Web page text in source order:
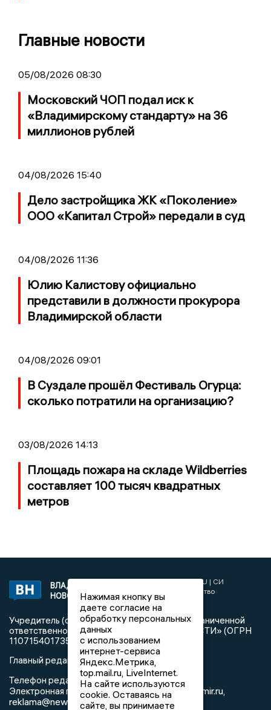
Главные новости
05/08/2026 08:30
Московский ЧОП подал иск к
«Владимирскому стандарту» на 36
миллионов рублей
04/08/2026 15:40
Дело застройщика ЖК «Поколение»
ООО «Капитал Строй» передали в суд
04/08/2026 11:36
Юлию Калистову официально
представили в должности прокурора
Владимирской области
04/08/2026 09:01
В Суздале прошёл Фестиваль Огурца:
сколько потратили на организацию?
03/08/2026 14:13
Площадь пожара на складе Wildberries
составляет 100 тысяч квадратных
метров
ВЛАДИМИРСКИЕ
НОВОСТИ
2017 © NEWSVLADIMIR.RU | СИ
«Информационное агентство
Владимирские новости»
Учредитель (соучредители): Общество с ограниченной
ответственностью «РЕГИОНАЛЬНЫЕ НОВОСТИ» (ОГРН
1107154017354)
Главный редактор: Мазов С. А.
Телефон редакции:8 (4922) 666916
Электронная почта редакции:info@newsvladimir.ru,
reklama@newsvladimir.ru
Нажимая кнопку вы
даете согласие на
обработку персональных
данных
с использованием
интернет-сервиса
Яндекс.Метрика,
top.mail.ru, LiveInternet.
На сайте используются
cookie. Оставаясь на
сайте, вы принимаете